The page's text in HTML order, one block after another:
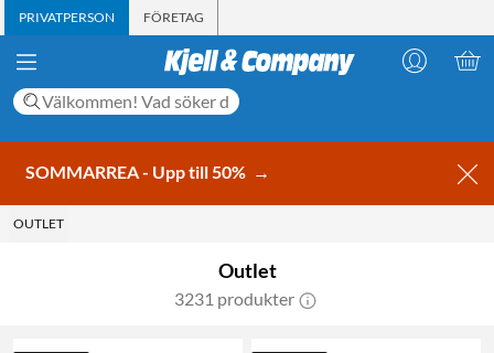
PRIVATPERSON FÖRETAG
SOMMARREA - Upp till 50% →
OUTLET
Outlet
3231 produkter